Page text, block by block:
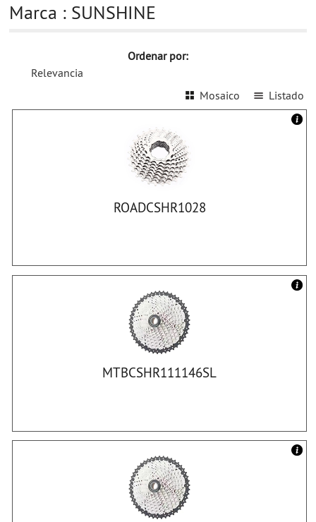
Marca : SUNSHINE
Ordenar por:
Relevancia
Listado
Mosaico
ROADCSHR1028
MTBCSHR111146SL